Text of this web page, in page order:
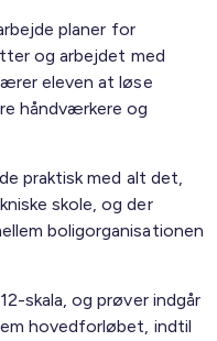
planer for
og arbejdet med
eleven at løse
håndværkere og
praktisk med alt det,
skole, og der
boligorganisationen
skala, og prøver indgår
hovedforløbet, indtil